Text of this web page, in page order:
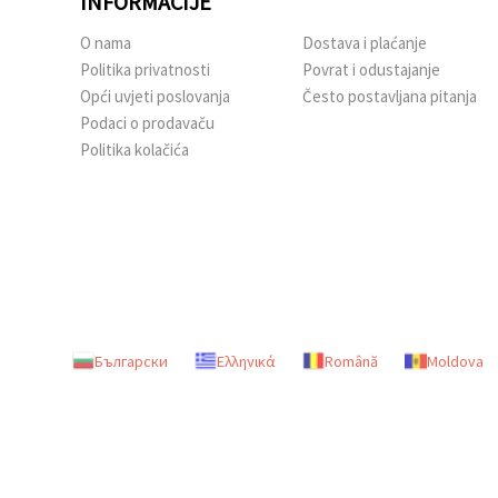
O nama
Politika privatnosti
Opći uvjeti poslovanja
Podaci o prodavaču
Politika kolačića
Dostava i plaćanje
Povrat i odustajanje
Često postavljana pitanja
Български Ελληνικά Română Moldova